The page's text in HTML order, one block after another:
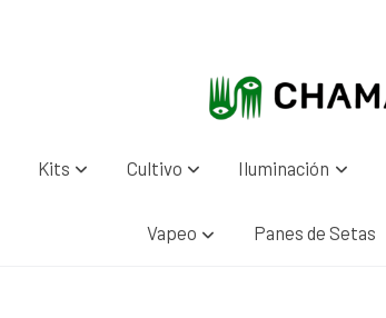
Kits Cultivo Iluminación
Vapeo Panes de Setas